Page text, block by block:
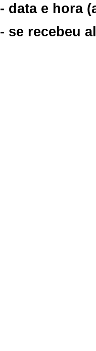
- data e hora
- se recebeu